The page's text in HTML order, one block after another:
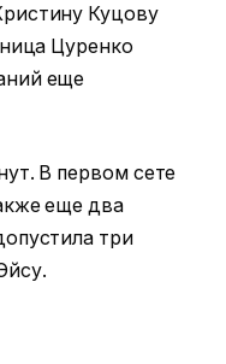
Куцову
Цуренко
еще
В первом сете
еще два
три